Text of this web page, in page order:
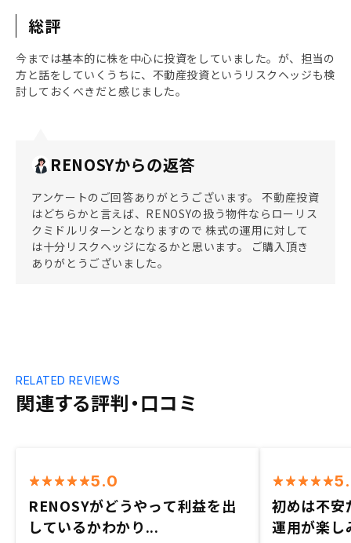
総評
今までは基本的に株を中心に投資をしていました。が、担当の
方と話をしていくうちに、不動産投資というリスクヘッジも検
討しておくべきだと感じました。
RENOSYからの返答
アンケートのご回答ありがとうございます。 不動産投資
はどちらかと言えば、RENOSYの扱う物件ならローリス
クミドルリターンとなりますので 株式の運用に対して
は十分リスクヘッジになるかと思います。 ご購入頂き
ありがとうございました。
関連する評判・口コミ
RELATED REVIEWS
5.0
RENOSYがどうやって利益を出
しているかわかり...
初めは不安
運用が楽し